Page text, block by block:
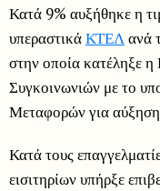
Κατά 9% αυξήθηκε η
υπεραστικάΚΤΕΛ ανά
στην οποία κατέληξε
Συγκοινωνιών με το
Μεταφορών για αύξηση
Κατά τους
εισιτηρίων υπήρξε